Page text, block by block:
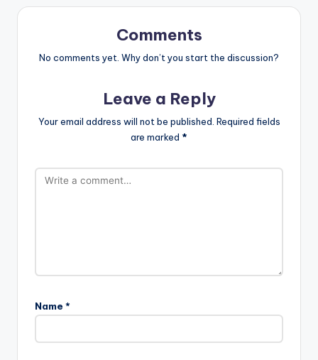
Comments
No comments yet. Why don’t you start the discussion?
Leave a Reply
Your email address will not be published. Required fields
are marked *
Name *